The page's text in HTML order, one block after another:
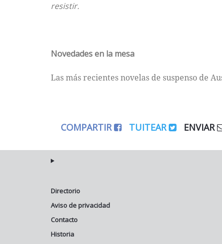
resistir.
Novedades en la mesa
Las más recientes novelas de suspenso de
COMPARTIR TUITEAR ENVIAR
Directorio
Aviso de privacidad
Contacto
Historia